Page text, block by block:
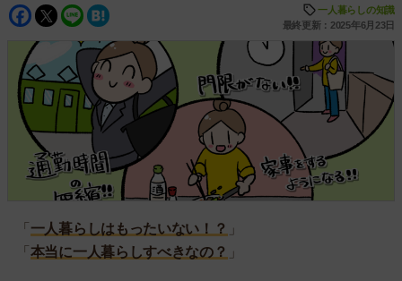
Facebook
Twitter
Line
一人暮らしの知識
最終更新：2025年6月23日
「 一人暮らしはもったいない！？ 」
「 本当に一人暮らしすべきなの？ 」